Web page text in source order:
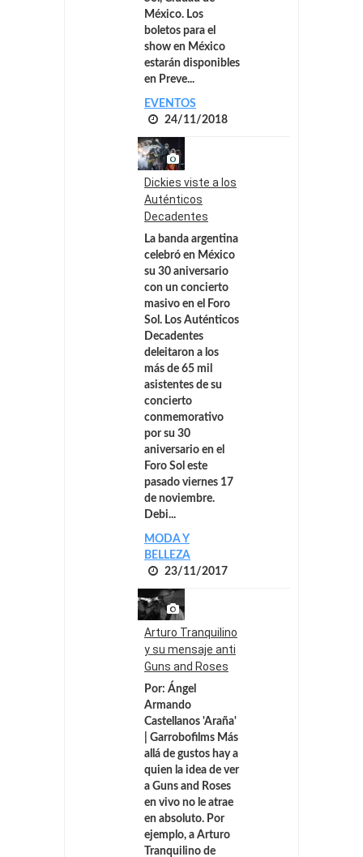
México. Los
boletos para el
show en México
estarán disponibles
en Preve...
EVENTOS
24/11/2018
Dickies viste a los
Auténticos
Decadentes
La banda argentina
celebró en México
su 30 aniversario
con un concierto
masivo en el Foro
Sol. Los Auténticos
Decadentes
deleitaron a los
más de 65 mil
asistentes de su
concierto
conmemorativo
por su 30
aniversario en el
Foro Sol este
pasado viernes 17
de noviembre.
Debi...
MODA Y
BELLEZA
23/11/2017
Arturo Tranquilino
y su mensaje anti
Guns and Roses
Por: Ángel
Armando
Castellanos 'Araña'
| Garrobofilms Más
allá de gustos hay a
quien la idea de ver
a Guns and Roses
en vivo no le atrae
en absoluto. Por
ejemplo, a Arturo
Tranquilino de